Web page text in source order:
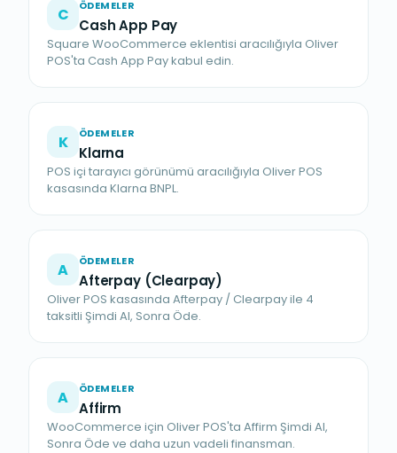
C ÖDEMELER
Cash App Pay
Square WooCommerce eklentisi aracılığıyla Oliver
POS'ta Cash App Pay kabul edin.
K ÖDEMELER
Klarna
POS içi tarayıcı görünümü aracılığıyla Oliver POS
kasasında Klarna BNPL.
A ÖDEMELER
Afterpay (Clearpay)
Oliver POS kasasında Afterpay / Clearpay ile 4
taksitli Şimdi Al, Sonra Öde.
A ÖDEMELER
Affirm
WooCommerce için Oliver POS'ta Affirm Şimdi Al,
Sonra Öde ve daha uzun vadeli finansman.